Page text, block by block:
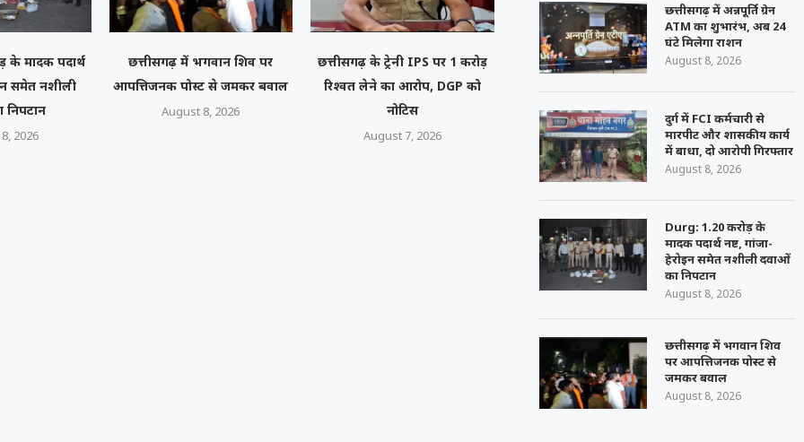
के मादक पदार्थ
समेत नशीली
2026
छत्तीसगढ़ में भगवान शिव पर
आपत्तिजनक पोस्ट से जमकर बवाल
August 8, 2026
छत्तीसगढ़ के ट्रेनी IPS पर 1 करोड़
रिश्वत लेने का आरोप, DGP को
नोटिस
August 7, 2026
छत्तीसगढ़ में अन्नपूर्ति ग्रेन
ATM का शुभारंभ, अब 24
घंटे मिलेगा राशन
August 8, 2026
दुर्ग में FCI कर्मचारी से
मारपीट और शासकीय कार्य
में बाधा, दो आरोपी गिरफ्तार
August 8, 2026
Durg: 1.20 करोड़ के
मादक पदार्थ नष्ट, गांजा-
हेरोइन समेत नशीली दवाओं
का निपटान
August 8, 2026
छत्तीसगढ़ में भगवान शिव
पर आपत्तिजनक पोस्ट से
जमकर बवाल
August 8, 2026